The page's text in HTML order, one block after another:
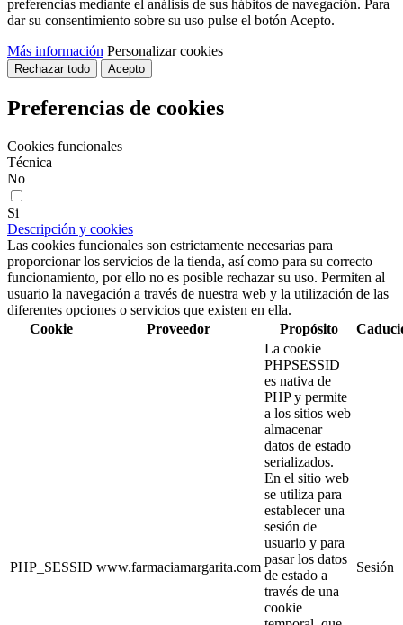
preferencias mediante el análisis de sus hábitos de navegación. Para
dar su consentimiento sobre su uso pulse el botón Acepto.
Más información Personalizar cookies
Rechazar todo Acepto
Preferencias de cookies
Cookies funcionales
Técnica
No
Si
Descripción y cookies
Las cookies funcionales son estrictamente necesarias para
proporcionar los servicios de la tienda, así como para su correcto
funcionamiento, por ello no es posible rechazar su uso. Permiten al
usuario la navegación a través de nuestra web y la utilización de las
diferentes opciones o servicios que existen en ella.
Cookie
Proveedor Propósito
PHP_SESSID www.farmaciamargarita.com
La cookie
PHPSESSID
es nativa de
PHP y permite
a los sitios web
almacenar
datos de estado
serializados.
En el sitio web
se utiliza para
establecer una
sesión de
usuario y para
pasar los datos
de estado a
través de una
cookie
Sesión